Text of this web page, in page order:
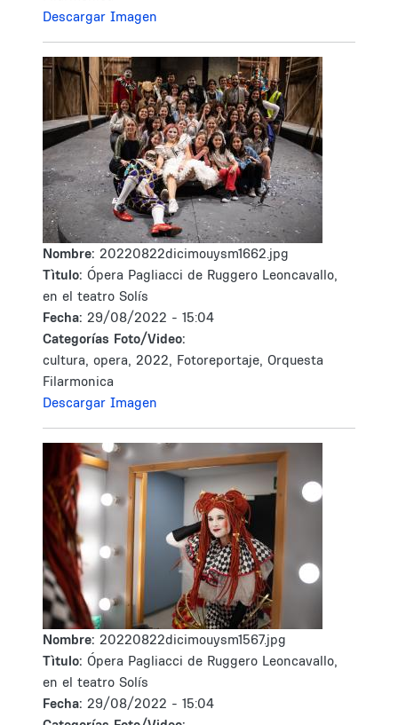
Descargar Imagen
Nombre: 20220822dicimouysm1662.jpg
Tìtulo: Ópera Pagliacci de Ruggero Leoncavallo,
en el teatro Solís
Fecha: 29/08/2022 - 15:04
Categorías Foto/Video:
cultura, opera, 2022, Fotoreportaje, Orquesta
Filarmonica
Descargar Imagen
Nombre: 20220822dicimouysm1567.jpg
Tìtulo: Ópera Pagliacci de Ruggero Leoncavallo,
en el teatro Solís
Fecha: 29/08/2022 - 15:04